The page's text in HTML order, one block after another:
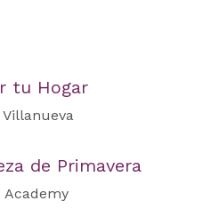
tu Hogar
de Primavera
Academy